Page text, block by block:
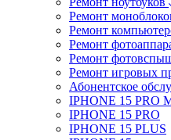
Ремонт
Ремонт
Ремонт
Ремонт
Ремонт игровых
Абонентское
IPHONE 15 PRO
IPHONE 15 PRO
IPHONE 15 PLUS